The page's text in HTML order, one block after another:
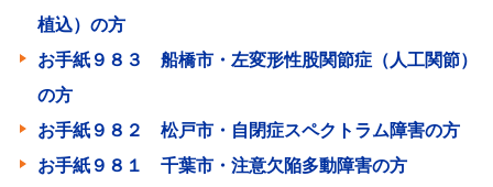
植込）の方
お手紙９８３ 船橋市・左変形性股関節症（人工関節）
の方
お手紙９８２ 松戸市・自閉症スペクトラム障害の方
お手紙９８１ 千葉市・注意欠陥多動障害の方